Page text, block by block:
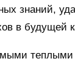
знаний,
в будущей
теплыми